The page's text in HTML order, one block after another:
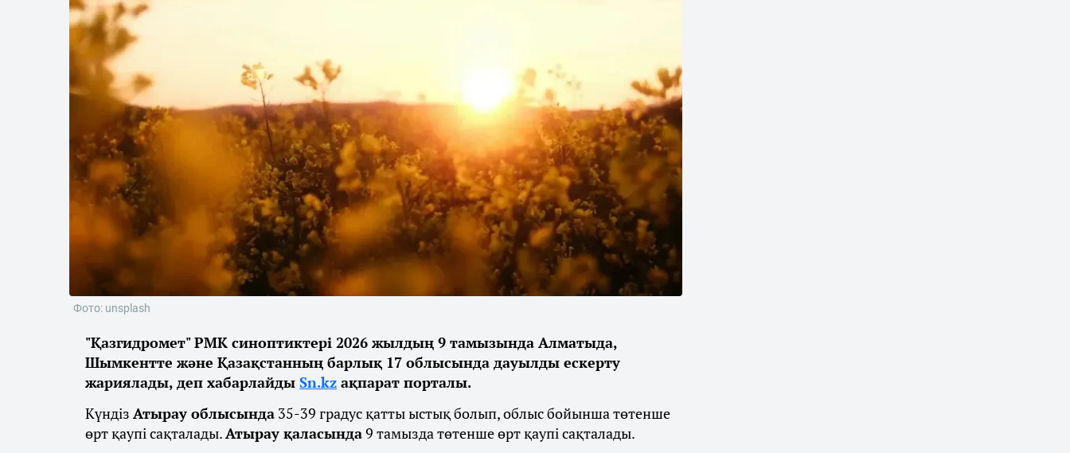
Фото: unsplash
"Қазгидромет" РМК синоптиктері 2026 жылдың 9 тамызында Алматыда,
Шымкентте және Қазақстанның барлық 17 облысында дауылды ескерту
жариялады, деп хабарлайды Sn.kz ақпарат порталы.
Күндіз Атырау облысында 35-39 градус қатты ыстық болып, облыс бойынша төтенше
өрт қаупі сақталады.Атырау қаласында9 тамызда төтенше өрт қаупі сақталады.